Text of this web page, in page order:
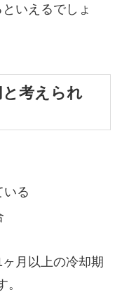
いえるでしょ
考えられ
いる
月以上の冷却期